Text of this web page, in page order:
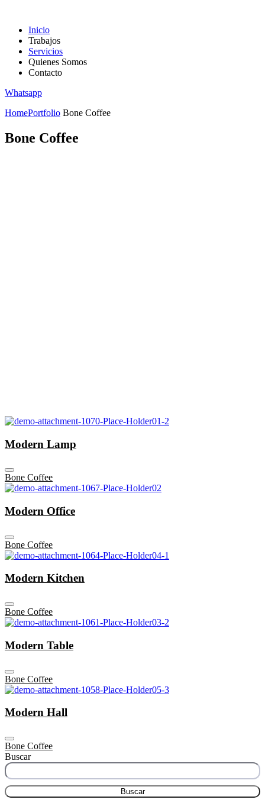
Inicio
Trabajos
Servicios
Quienes Somos
Contacto
Whatsapp
HomePortfolio Bone Coffee
Bone Coffee
Modern Lamp
Bone Coffee
Modern Office
Bone Coffee
Modern Kitchen
Bone Coffee
Modern Table
Bone Coffee
Modern Hall
Bone Coffee
Buscar
Buscar